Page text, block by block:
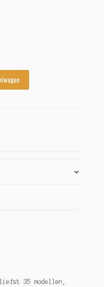
35 modellen,